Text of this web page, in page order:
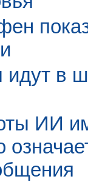
в
ИИ